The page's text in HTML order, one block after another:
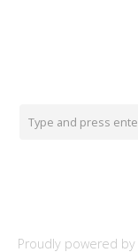
Proudly powered by